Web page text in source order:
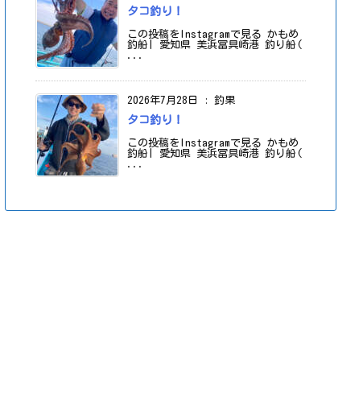
タコ釣り！
この投稿をInstagramで見る かもめ
釣船| 愛知県 美浜冨具崎港 釣り船(
...
2026年7月28日 : 釣果
タコ釣り！
この投稿をInstagramで見る かもめ
釣船| 愛知県 美浜冨具崎港 釣り船(
...